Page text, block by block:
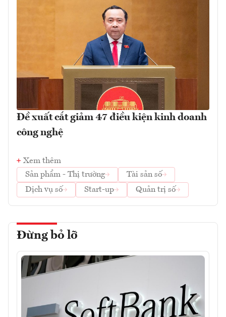
Đề xuất cắt giảm 47 điều kiện kinh doanh
công nghệ
Xem thêm
Sản phẩm - Thị trường
Tài sản số
Dịch vụ số
Start-up Quản trị số
Đừng bỏ lỡ